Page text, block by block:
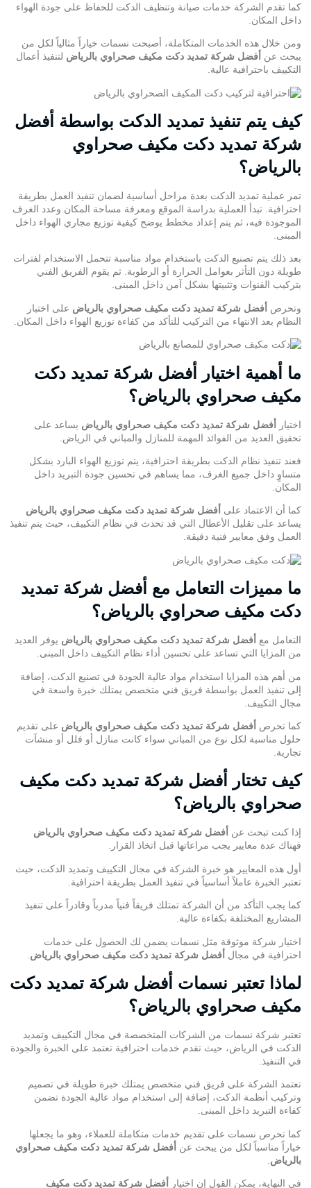
كما تقدم الشركة خدمات صيانة وتنظيف الدكت للحفاظ على جودة الهواء
داخل المكان.
ومن خلال هذه الخدمات المتكاملة، أصبحت نسمات خياراً مثالياً لكل من
يبحث عن أفضل شركة تمديد دكت مكيف صحراوي بالرياض لتنفيذ أعمال
التكييف باحترافية عالية.
كيف يتم تنفيذ تمديد الدكت بواسطة أفضل
شركة تمديد دكت مكيف صحراوي
بالرياض؟
تمر عملية تمديد الدكت بعدة مراحل أساسية لضمان تنفيذ العمل بطريقة
احترافية. تبدأ العملية بدراسة الموقع ومعرفة مساحة المكان وعدد الغرف
الموجودة فيه، ثم يتم إعداد مخطط يوضح كيفية توزيع مجاري الهواء داخل
المبنى.
بعد ذلك يتم تصنيع الدكت باستخدام مواد مناسبة تتحمل الاستخدام لفترات
طويلة دون التأثر بعوامل الحرارة أو الرطوبة. ثم يقوم الفريق الفني
بتركيب القنوات وتثبيتها بشكل آمن داخل المبنى.
وتحرص أفضل شركة تمديد دكت مكيف صحراوي بالرياض على اختبار
النظام بعد الانتهاء من التركيب للتأكد من كفاءة توزيع الهواء داخل المكان.
ما أهمية اختيار أفضل شركة تمديد دكت
مكيف صحراوي بالرياض؟
اختيار أفضل شركة تمديد دكت مكيف صحراوي بالرياض يساعد على
تحقيق العديد من الفوائد المهمة للمنازل والمباني في الرياض.
فعند تنفيذ نظام الدكت بطريقة احترافية، يتم توزيع الهواء البارد بشكل
متساوٍ داخل جميع الغرف، مما يساهم في تحسين جودة التبريد داخل
المكان.
كما أن الاعتماد على أفضل شركة تمديد دكت مكيف صحراوي بالرياض
يساعد على تقليل الأعطال التي قد تحدث في نظام التكييف، حيث يتم تنفيذ
العمل وفق معايير فنية دقيقة.
ما مميزات التعامل مع أفضل شركة تمديد
دكت مكيف صحراوي بالرياض؟
التعامل مع أفضل شركة تمديد دكت مكيف صحراوي بالرياض يوفر العديد
من المزايا التي تساعد على تحسين أداء نظام التكييف داخل المبنى.
من أهم هذه المزايا استخدام مواد عالية الجودة في تصنيع الدكت، إضافة
إلى تنفيذ العمل بواسطة فريق فني متخصص يمتلك خبرة واسعة في
مجال التكييف.
كما تحرص أفضل شركة تمديد دكت مكيف صحراوي بالرياض على تقديم
حلول مناسبة لكل نوع من المباني سواء كانت منازل أو فلل أو منشآت
تجارية.
كيف تختار أفضل شركة تمديد دكت مكيف
صحراوي بالرياض؟
إذا كنت تبحث عن أفضل شركة تمديد دكت مكيف صحراوي بالرياض
فهناك عدة معايير يجب مراعاتها قبل اتخاذ القرار.
أول هذه المعايير هو خبرة الشركة في مجال التكييف وتمديد الدكت، حيث
تعتبر الخبرة عاملاً أساسياً في تنفيذ العمل بطريقة احترافية.
كما يجب التأكد من أن الشركة تمتلك فريقاً فنياً مدرباً وقادراً على تنفيذ
المشاريع المختلفة بكفاءة عالية.
اختيار شركة موثوقة مثل نسمات يضمن لك الحصول على خدمات
احترافية في مجال أفضل شركة تمديد دكت مكيف صحراوي بالرياض
لماذا تعتبر نسمات أفضل شركة تمديد دكت
مكيف صحراوي بالرياض؟
تعتبر شركة نسمات من الشركات المتخصصة في مجال التكييف وتمديد
الدكت في الرياض، حيث تقدم خدمات احترافية تعتمد على الخبرة والجودة
في التنفيذ.
تعتمد الشركة على فريق فني متخصص يمتلك خبرة طويلة في تصميم
وتركيب أنظمة الدكت، إضافة إلى استخدام مواد عالية الجودة تضمن
كفاءة التبريد داخل المبنى.
كما تحرص نسمات على تقديم خدمات متكاملة للعملاء، وهو ما يجعلها
خياراً مناسباً لكل من يبحث عن أفضل شركة تمديد دكت مكيف صحراوي
بالرياض
في النهاية، يمكن القول إن اختيار أفضل شركة تمديد دكت مكيف